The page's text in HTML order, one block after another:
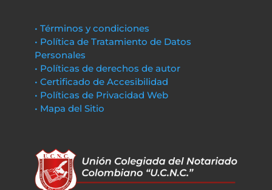
• Términos y condiciones
• Política de Tratamiento de Datos
Personales
• Políticas de derechos de autor
• Certificado de Accesibilidad
• Políticas de Privacidad Web
• Mapa del Sitio